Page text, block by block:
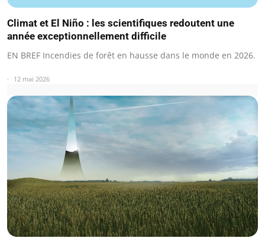
Climat et El Niño : les scientifiques redoutent une
année exceptionnellement difficile
EN BREF Incendies de forêt en hausse dans le monde en 2026.
12 mai 2026